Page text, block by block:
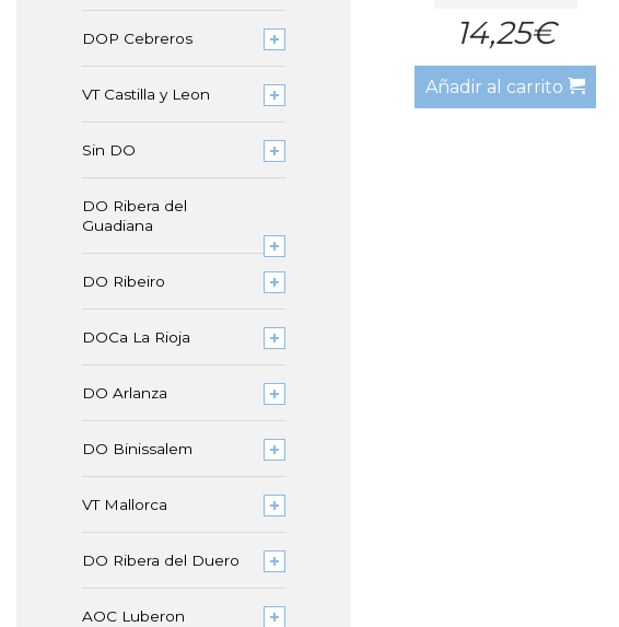
DOP Cebreros
VT Castilla y Leon
Sin DO
DO Ribera del
Guadiana
DO Ribeiro
DOCa La Rioja
DO Arlanza
DO Binissalem
VT Mallorca
DO Ribera del Duero
AOC Luberon
14,25€
Añadir al carrito